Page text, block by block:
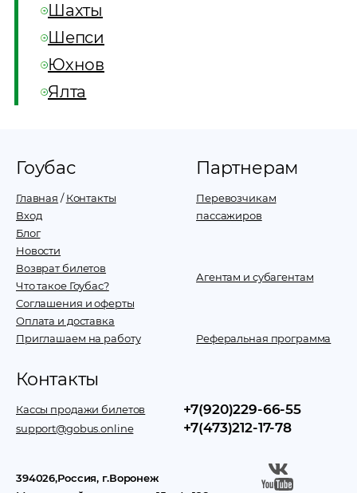
Шахты
Шепси
Юхнов
Ялта
Гоубас
Главная /Контакты
Вход
Блог
Новости
Возврат билетов
Что такое Гоубас?
Соглашения и оферты
Оплата и доставка
Приглашаем на работу
Партнерам
Перевозчикам
пассажиров
Агентам и субагентам
Реферальная программа
Контакты
Кассы продажи билетов
support@gobus.online
+7(920)229-66-55
+7(473)212-17-78
394026,Россия, г.Воронеж